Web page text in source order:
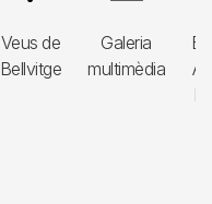
Veus de
Bellvitge
Galeria
multimèdia